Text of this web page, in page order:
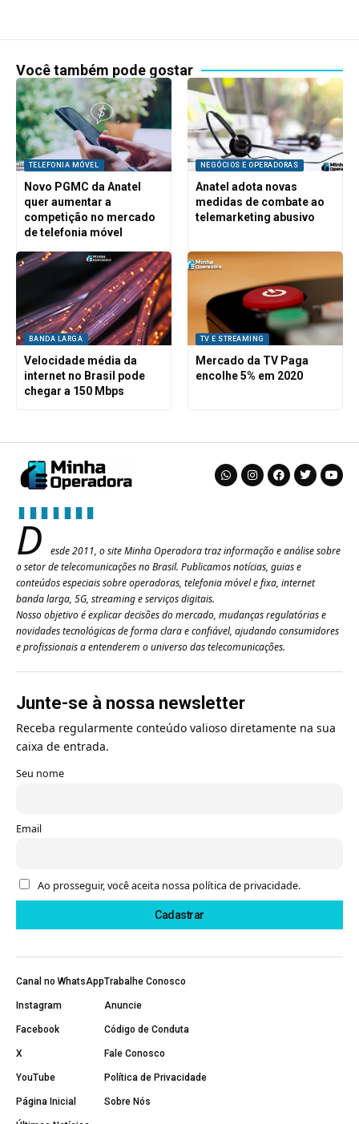
Você também pode gostar
TELEFONIA MÓVEL
Novo PGMC da Anatel
quer aumentar a
competição no mercado
de telefonia móvel
NEGÓCIOS E OPERADORAS
Anatel adota novas
medidas de combate ao
telemarketing abusivo
BANDA LARGA
Velocidade média da
internet no Brasil pode
chegar a 150 Mbps
TV E STREAMING
Mercado da TV Paga
encolhe 5% em 2020
D
esde 2011, o site Minha Operadora traz informação e análise sobre
o setor de telecomunicações no Brasil. Publicamos notícias, guias e
conteúdos especiais sobre operadoras, telefonia móvel e fixa, internet
banda larga, 5G, streaming e serviços digitais.
Nosso objetivo é explicar decisões do mercado, mudanças regulatórias e
novidades tecnológicas de forma clara e confiável, ajudando consumidores
e profissionais a entenderem o universo das telecomunicações.
Junte-se à nossa newsletter
Receba regularmente conteúdo valioso diretamente na sua
caixa de entrada.
Seu nome
Email
Ao prosseguir, você aceita nossa política de privacidade.
Canal no WhatsApp
Instagram
Facebook
X
YouTube
Página Inicial
Trabalhe Conosco
Anuncie
Código de Conduta
Fale Conosco
Política de Privacidade
Sobre Nós